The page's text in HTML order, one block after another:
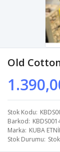
Old
Stok Kodu
Barkod
Marka KUBA
Stok Durumu